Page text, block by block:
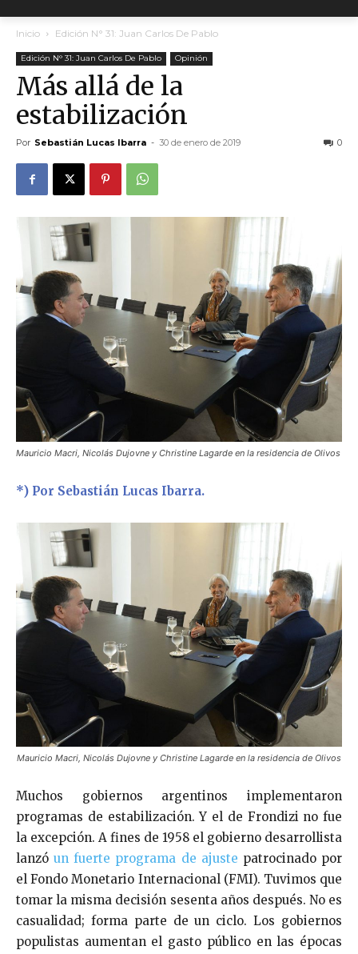
Inicio Edición N° 31: Juan Carlos De Pablo
Edición N° 31: Juan Carlos De Pablo Opinión
Más allá de la
estabilización
Por Sebastián Lucas Ibarra - 30 de enero de 2019 0
Mauricio Macri, Nicolás Dujovne y Christine Lagarde en la residencia de Olivos
*) Por Sebastián Lucas Ibarra.
Mauricio Macri, Nicolás Dujovne y Christine Lagarde en la residencia de Olivos
Muchos gobiernos argentinos implementaron
programas de estabilización. Y el de Frondizi no fue
la excepción. A fines de 1958 el gobierno desarrollista
lanzóun fuerte programa de ajuste patrocinado por
el Fondo Monetario Internacional (FMI). Tuvimos que
tomar la misma decisión sesenta años después. No es
casualidad; forma parte de un ciclo. Los gobiernos
populistas aumentan el gasto público en las épocas